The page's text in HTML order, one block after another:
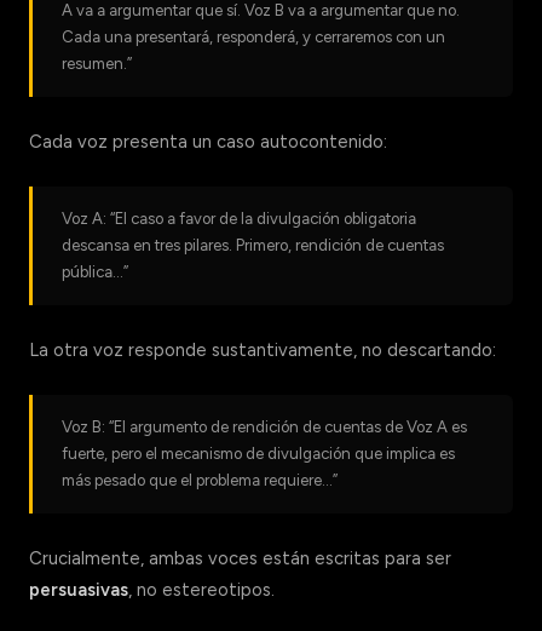
A va a argumentar que sí. Voz B va a argumentar que no.
Cada una presentará, responderá, y cerraremos con un
resumen.”
Cada voz presenta un caso autocontenido:
Voz A: “El caso a favor de la divulgación obligatoria
descansa en tres pilares. Primero, rendición de cuentas
pública…”
La otra voz responde sustantivamente, no descartando:
Voz B: “El argumento de rendición de cuentas de Voz A es
fuerte, pero el mecanismo de divulgación que implica es
más pesado que el problema requiere…”
Crucialmente, ambas voces están escritas para ser
persuasivas, no estereotipos.